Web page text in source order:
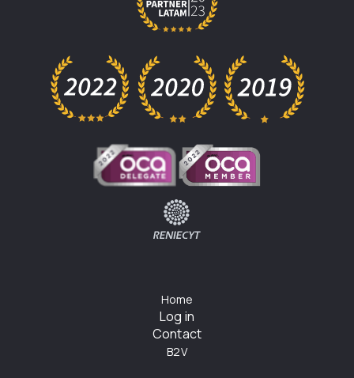
Home
Log in
Contact
B2V